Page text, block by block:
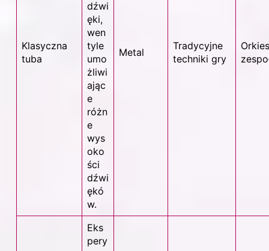
Klasyczna
tuba
dźwi
ęki,
wen
tyle
umo
żliwi
ając
e
różn
e
wys
oko
ści
dźwi
ękó
w.
Metal
Tradycyjne
techniki gry
Eks
pery